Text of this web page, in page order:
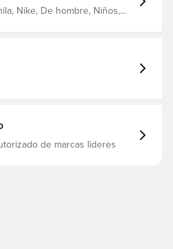
Nike, De hombre, Niños,
de marcas líderes